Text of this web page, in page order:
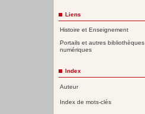
Liens
Histoire et Enseignement
Portails et autres bibliothèques
numériques
Index
Auteur
Index de mots-clés